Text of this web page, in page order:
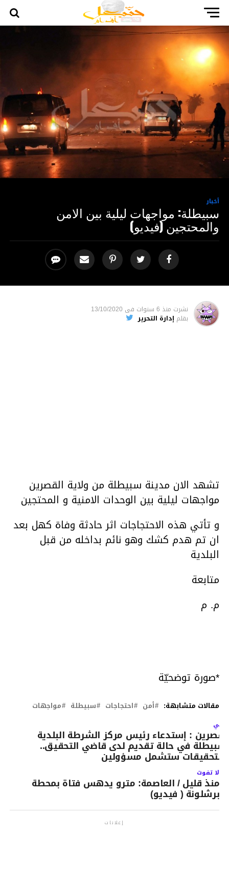
أخبار
سبيطلة: مواجهات ليلية بين الامن
والمحتجين (فيديو)
نشرت منذ 6 سنوات فى 13/10/2020
بقلم إدارة التحرير
تشهد الان مدينة سبيطلة من ولاية القصرين
مواجهات ليلية بين الوحدات الامنية و المحتجين
و تأتي هذه الاحتجاجات اثر حادثة وفاة كهل بعد
ان تم هدم كشك وهو نائم بداخله من قبل
البلدية
متابعة
م. م
*صورة توضحيّة
مقالات متشابهة: أمن احتجاجات سبيطلة مواجهات
: إستدعاء رئيس مركز الشرطة البلدية
في حالة تقديم لدى قاضي التحقيق..
ستشمل مسؤولين
لا تفوت
منذ قليل / العاصمة: مترو يدهس فتاة بمحطة
برشلونة ( فيديو)
إعلانات